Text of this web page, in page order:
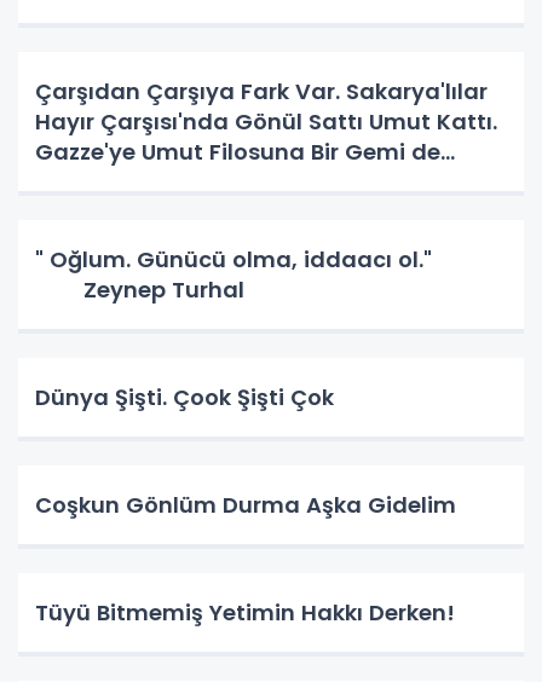
Çarşıdan Çarşıya Fark Var. Sakarya'lılar
Hayır Çarşısı'nda Gönül Sattı Umut Kattı.
Gazze'ye Umut Filosuna Bir Gemi de
" Oğlum. Günücü olma, iddaacı ol."
Zeynep Turhal
Dünya Şişti. Çook Şişti Çok
Coşkun Gönlüm Durma Aşka Gidelim
Tüyü Bitmemiş Yetimin Hakkı Derken!